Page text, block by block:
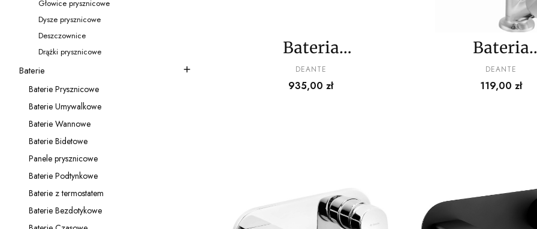
Kategoria - Głowice prysznicowe
Głowice prysznicowe
Kategoria - Dysze prysznicowe
Dysze prysznicowe
Kategoria - Deszczownice
Deszczownice
Kategoria - Drążki prysznicowe
Drążki prysznicowe
Kategoria - Baterie
Baterie
Kategoria - Baterie Prysznicowe
Baterie Prysznicowe
Kategoria - Baterie Umywalkowe
Baterie Umywalkowe
Kategoria - Baterie Wannowe
Baterie Wannowe
Kategoria - Baterie Bidetowe
Baterie Bidetowe
Kategoria - Panele prysznicowe
Panele prysznicowe
Kategoria - Baterie Podtynkowe
Baterie Podtynkowe
Kategoria - Baterie z termostatem
Baterie z termostatem
Kategoria - Baterie Bezdotykowe
Baterie Bezdotykowe
Bateria
umywalkowa
bezdotykowa z
PRODUCENT
DEANTE
Cena
935,00 zł
Bateria
wody zimnej
PRODUCENT
DEANTE
Cena
119,00 zł